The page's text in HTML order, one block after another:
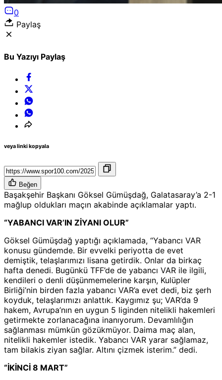
0
Paylaş
Bu Yazıyı Paylaş
veya linki kopyala
Beğen
Başakşehir Başkanı Göksel Gümüşdağ, Galatasaray’a 2-1
mağlup oldukları maçın akabinde açıklamalar yaptı.
“YABANCI VAR’IN ZİYANI OLUR”
Göksel Gümüşdağ yaptığı açıklamada, “Yabancı VAR
konusu gündemde. Bir evvelki periyotta de evet
demiştik, telaşlarımızı lisana getirdik. Onlar da birkaç
hafta denedi. Bugünkü TFF’de de yabancı VAR ile ilgili,
kendileri o denli düşünmemelerine karşın, Kulüpler
Birliği’nin birden fazla yabancı VAR’a evet dedi, biz şerh
koyduk, telaşlarımızı anlattık. Kaygımız şu; VAR’da 9
hakem, Avrupa’nın en uygun 5 liginden nitelikli hakemleri
getirmekte zorlanacağına inanıyorum. Devamlılığın
sağlanması mümkün gözükmüyor. Daima maç alan,
nitelikli hakemler istedik. Yabancı VAR yarar sağlamaz,
tam bilakis ziyan sağlar. Altını çizmek isterim.” dedi.
“İKİNCİ 8 MART”